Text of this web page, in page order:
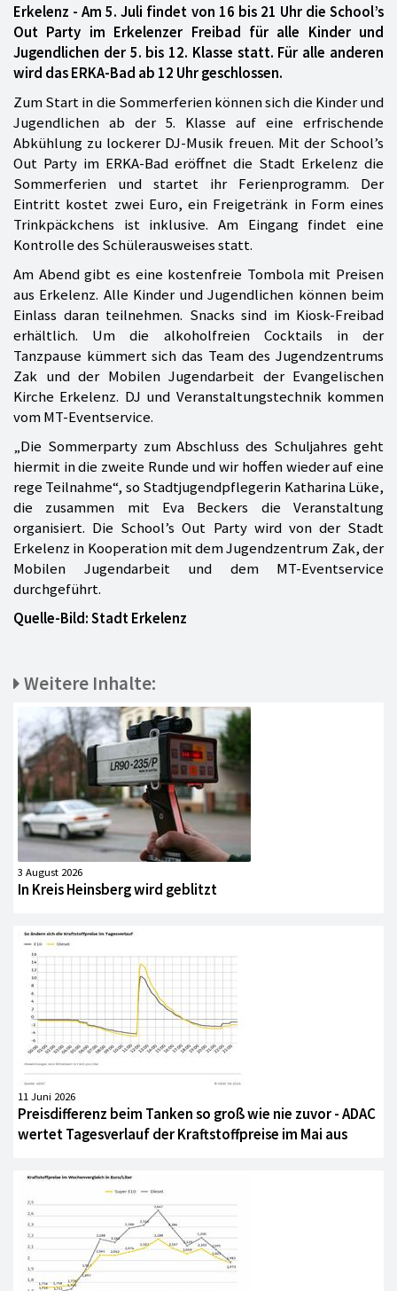
Erkelenz - Am 5. Juli findet von 16 bis 21 Uhr die School’s
Out Party im Erkelenzer Freibad für alle Kinder und
Jugendlichen der 5. bis 12. Klasse statt. Für alle anderen
wird das ERKA-Bad ab 12 Uhr geschlossen.
Zum Start in die Sommerferien können sich die Kinder und
Jugendlichen ab der 5. Klasse auf eine erfrischende
Abkühlung zu lockerer DJ-Musik freuen. Mit der School’s
Out Party im ERKA-Bad eröffnet die Stadt Erkelenz die
Sommerferien und startet ihr Ferienprogramm. Der
Eintritt kostet zwei Euro, ein Freigetränk in Form eines
Trinkpäckchens ist inklusive. Am Eingang findet eine
Kontrolle des Schülerausweises statt.
Am Abend gibt es eine kostenfreie Tombola mit Preisen
aus Erkelenz. Alle Kinder und Jugendlichen können beim
Einlass daran teilnehmen. Snacks sind im Kiosk-Freibad
erhältlich. Um die alkoholfreien Cocktails in der
Tanzpause kümmert sich das Team des Jugendzentrums
Zak und der Mobilen Jugendarbeit der Evangelischen
Kirche Erkelenz. DJ und Veranstaltungstechnik kommen
vom MT-Eventservice.
„Die Sommerparty zum Abschluss des Schuljahres geht
hiermit in die zweite Runde und wir hoffen wieder auf eine
rege Teilnahme“, so Stadtjugendpflegerin Katharina Lüke,
die zusammen mit Eva Beckers die Veranstaltung
organisiert. Die School’s Out Party wird von der Stadt
Erkelenz in Kooperation mit dem Jugendzentrum Zak, der
Mobilen Jugendarbeit und dem MT-Eventservice
durchgeführt.
Quelle-Bild: Stadt Erkelenz
Weitere Inhalte:
3 August 2026
In Kreis Heinsberg wird geblitzt
11 Juni 2026
Preisdifferenz beim Tanken so groß wie nie zuvor - ADAC
wertet Tagesverlauf der Kraftstoffpreise im Mai aus